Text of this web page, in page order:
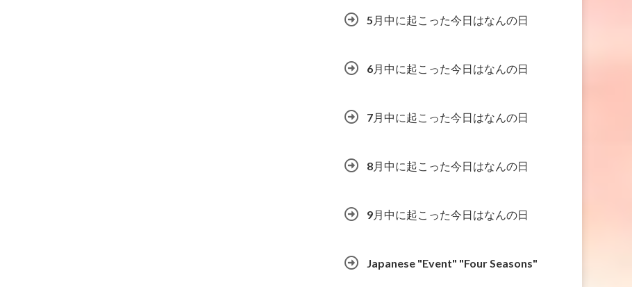
5月中に起こった今日はなんの日
6月中に起こった今日はなんの日
7月中に起こった今日はなんの日
8月中に起こった今日はなんの日
9月中に起こった今日はなんの日
Japanese "Event" "Four Seasons"